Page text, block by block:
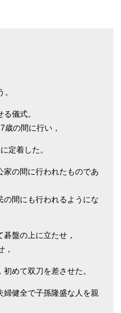
儀式。
歳の間に行い，
定着した。
家の間に行われたものであ
の間にも行われるようにな
盤の上に立たせ，
，
めて双刀を差させた。
婦健全で子孫隆盛な人を親